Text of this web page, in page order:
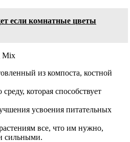
если комнатные цветы
Mix
из компоста, костной
которая способствует
усвоения питательных
все, что им нужно,
сильными.